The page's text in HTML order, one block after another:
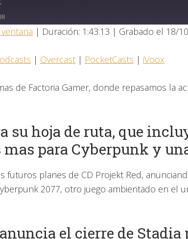
PocketCasts iVoox
| Duración: 1:43:13 | Grabado el 18/
| Overcast | PocketCasts | iVoox
de Factoria Gamer, donde repasamos la
su hoja de ruta, que
para Cyberpunk y
planes de CD Projekt Red,
2077, otro juego ambientado en el
el cierre de Stadia